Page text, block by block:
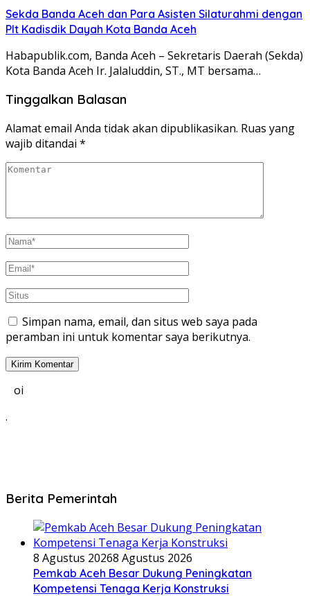
Sekda Banda Aceh dan Para Asisten Silaturahmi dengan
Plt Kadisdik Dayah Kota Banda Aceh
Habapublik.com, Banda Aceh – Sekretaris Daerah (Sekda)
Kota Banda Aceh Ir. Jalaluddin, ST., MT bersama…
Tinggalkan Balasan
Alamat email Anda tidak akan dipublikasikan. Ruas yang
wajib ditandai *
Simpan nama, email, dan situs web saya pada
peramban ini untuk komentar saya berikutnya.
oi
.
Berita Pemerintah
8 Agustus 20268 Agustus 2026
Pemkab Aceh Besar Dukung Peningkatan
Kompetensi Tenaga Kerja Konstruksi